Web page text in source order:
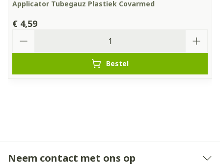
Applicator Tubegauz Plastiek Covarmed
€ 4,59
Bestel
Neem contact met ons op